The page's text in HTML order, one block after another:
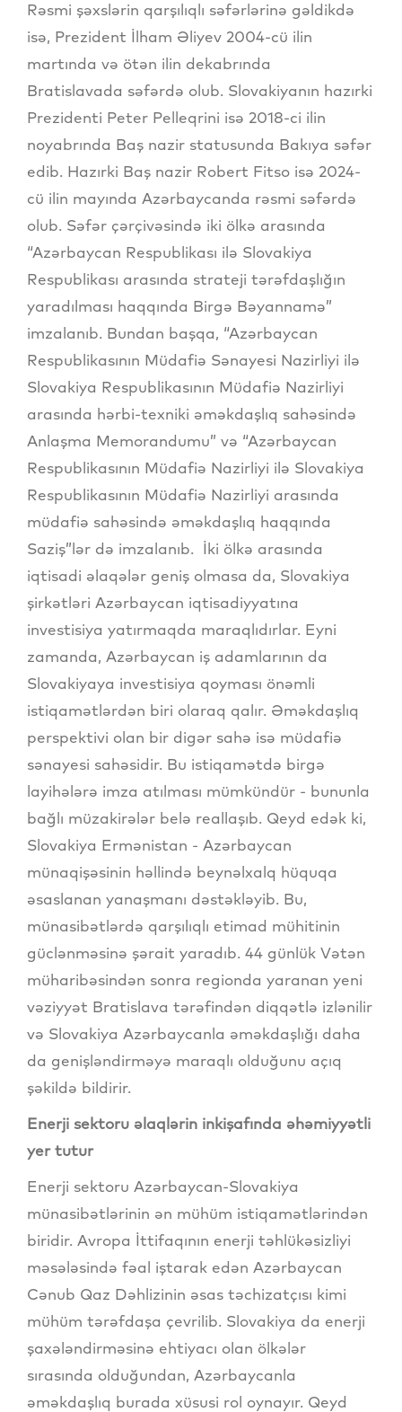
Rəsmi şəxslərin qarşılıqlı səfərlərinə gəldikdə
isə, Prezident İlham Əliyev 2004-cü ilin
martında və ötən ilin dekabrında
Bratislavada səfərdə olub. Slovakiyanın hazırki
Prezidenti Peter Pelleqrini isə 2018-ci ilin
noyabrında Baş nazir statusunda Bakıya səfər
edib. Hazırki Baş nazir Robert Fitso isə 2024-
cü ilin mayında Azərbaycanda rəsmi səfərdə
olub. Səfər çərçivəsində iki ölkə arasında
“Azərbaycan Respublikası ilə Slovakiya
Respublikası arasında strateji tərəfdaşlığın
yaradılması haqqında Birgə Bəyannamə”
imzalanıb. Bundan başqa, “Azərbaycan
Respublikasının Müdafiə Sənayesi Nazirliyi ilə
Slovakiya Respublikasının Müdafiə Nazirliyi
arasında hərbi-texniki əməkdaşlıq sahəsində
Anlaşma Memorandumu” və “Azərbaycan
Respublikasının Müdafiə Nazirliyi ilə Slovakiya
Respublikasının Müdafiə Nazirliyi arasında
müdafiə sahəsində əməkdaşlıq haqqında
Saziş”lər də imzalanıb. İki ölkə arasında
iqtisadi əlaqələr geniş olmasa da, Slovakiya
şirkətləri Azərbaycan iqtisadiyyatına
investisiya yatırmaqda maraqlıdırlar. Eyni
zamanda, Azərbaycan iş adamlarının da
Slovakiyaya investisiya qoyması önəmli
istiqamətlərdən biri olaraq qalır. Əməkdaşlıq
perspektivi olan bir digər sahə isə müdafiə
sənayesi sahəsidir. Bu istiqamətdə birgə
layihələrə imza atılması mümkündür - bununla
bağlı müzakirələr belə reallaşıb. Qeyd edək ki,
Slovakiya Ermənistan - Azərbaycan
münaqişəsinin həllində beynəlxalq hüquqa
əsaslanan yanaşmanı dəstəkləyib. Bu,
münasibətlərdə qarşılıqlı etimad mühitinin
güclənməsinə şərait yaradıb. 44 günlük Vətən
müharibəsindən sonra regionda yaranan yeni
vəziyyət Bratislava tərəfindən diqqətlə izlənilir
və Slovakiya Azərbaycanla əməkdaşlığı daha
da genişləndirməyə maraqlı olduğunu açıq
şəkildə bildirir.
Enerji sektoru əlaqlərin inkişafında əhəmiyyətli
yer tutur
Enerji sektoru Azərbaycan-Slovakiya
münasibətlərinin ən mühüm istiqamətlərindən
biridir. Avropa İttifaqının enerji təhlükəsizliyi
məsələsində fəal iştarak edən Azərbaycan
Cənub Qaz Dəhlizinin əsas təchizatçısı kimi
mühüm tərəfdaşa çevrilib. Slovakiya da enerji
şaxələndirməsinə ehtiyacı olan ölkələr
sırasında olduğundan, Azərbaycanla
əməkdaşlıq burada xüsusi rol oynayır. Qeyd